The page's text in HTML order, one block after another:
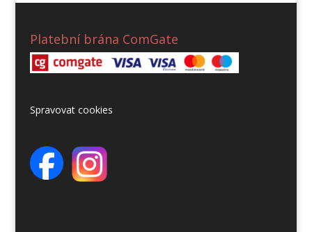
Platební brána ComGate
Spravovat cookies